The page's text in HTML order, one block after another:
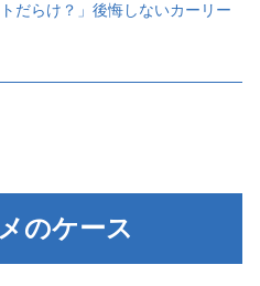
だらけ？」後悔しないカーリー
のケース